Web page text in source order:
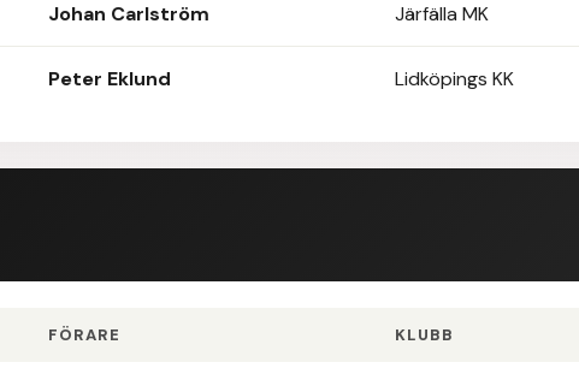
Johan Carlström Järfälla MK
Peter Eklund Lidköpings KK
FÖRARE KLUBB